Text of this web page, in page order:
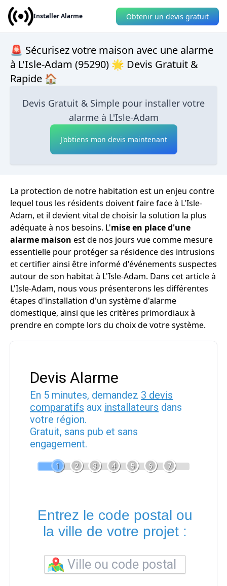
Installer Alarme Obtenir un devis gratuit
🚨 Sécurisez votre maison avec une alarme
à L'Isle-Adam (95290) 🌟 Devis Gratuit &
Rapide 🏠
Devis Gratuit & Simple pour installer votre
alarme à L'Isle-Adam
J'obtiens mon devis maintenant
La protection de notre habitation est un enjeu contre
lequel tous les résidents doivent faire face à L'Isle-
Adam, et il devient vital de choisir la solution la plus
adéquate à nos besoins. L'mise en place d'une
alarme maison est de nos jours vue comme mesure
essentielle pour protéger sa résidence des intrusions
et certifier ainsi être informé d'événements suspectes
autour de son habitat à L'Isle-Adam. Dans cet article à
L'Isle-Adam, nous vous présenterons les différentes
étapes d'installation d'un système d'alarme
domestique, ainsi que les critères primordiaux à
prendre en compte lors du choix de votre système.
Devis Alarme
En 5 minutes, demandez 3 devis
comparatifs aux installateurs dans
votre région.
Gratuit, sans pub et sans
engagement.
1 2 3 4 5 6 7
Entrez le code postal ou
la ville de votre projet :